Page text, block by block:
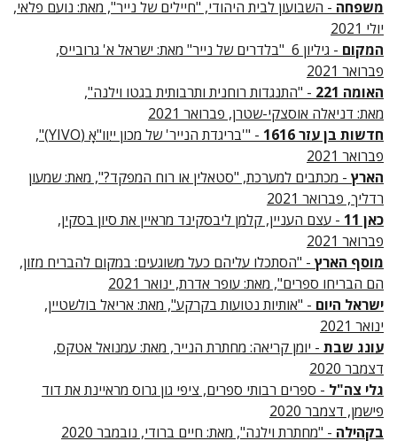
משפחה - השבועון לבית היהודי, "חיילים של נייר", מאת: נועם פלאי,
יולי 2021
המקום
- גיליון 6 "בלדרים של נייר" מאת: ישראל א' גרובייס,
פברואר 2021
האומה 221
- "התנגדות רוחנית ותרבותית בגטו וילנה",
מאת: דניאלה אוסצקי-שטרן, פברואר 2021
חדשות בן עזר 1616
- "'בריגדת הנייר' של מכון ייִוו"אָ (YIVO)",
פברואר 2021
הארץ - מכתבים למערכת, "סטאלין או רוח המפקד?", מאת: שמעון
רדליך, פברואר 2021
כאן 11
- עצם העניין, קלמן ליבסקינד מראיין את סיון בסקין,
פברואר 2021
מוסף הארץ - "הסתכלו עליהם כעל משוגעים: במקום להבריח מזון,
הם הבריחו ספרים", מאת: עופר אדרת, ינואר 2021
ישראל היום - "אותיות נטועות בקרקע", מאת: אריאל בולשטיין,
ינואר 2021
עונג שבת - יומן קריאה: מחתרת הנייר, מאת: עמנואל אטקס,
דצמבר 2020
גלי צה"ל - ספרים רבותי ספרים, ציפי גון גרוס מראיינת את דוד
פישמן, דצמבר 2020
בקהילה - "מחתרת וילנה", מאת: חיים ברודי, נובמבר 2020